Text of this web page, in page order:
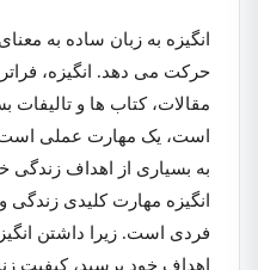
انگیزه به زبان ساده به
حرکت می دهد. انگیزه،
مقالات، کتاب ها و
است، یک مهارت عملی است
به بسیاری از اهداف زندگی
انگیزه مهارت کلیدی
فردی است. زیرا داشتن
اهداف خود برسید، کیفیت